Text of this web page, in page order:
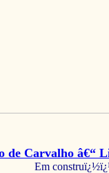
de Carvalho â€“
Em